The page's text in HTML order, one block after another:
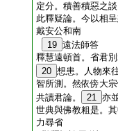
定分。積善積惡之
此釋疑論。今以相
戴安公和南
19 遠法師答
釋慧遠頓首。省君
20 想患。人物來
智所測。然依傍大
共讀君論。
21 亦
世典與佛教粗是。
力尋省